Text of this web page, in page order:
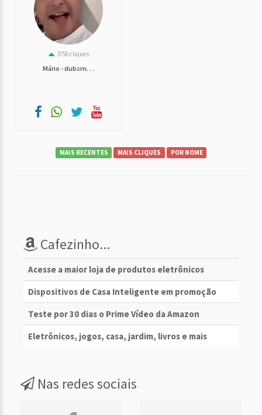
3750 cliques
Mário - dubsm. . .
MAIS RECENTES MAIS CLIQUES POR NOME
Cafezinho...
Acesse a maior loja de produtos eletrônicos
Dispositivos de Casa Inteligente em promoção
Teste por 30 dias o Prime Vídeo da Amazon
Eletrônicos, jogos, casa, jardim, livros e mais
Nas redes sociais